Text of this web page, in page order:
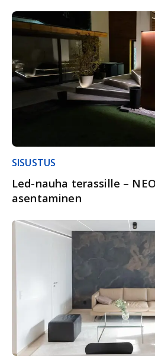
SISUSTUS
Led-nauha terassille –
asentaminen